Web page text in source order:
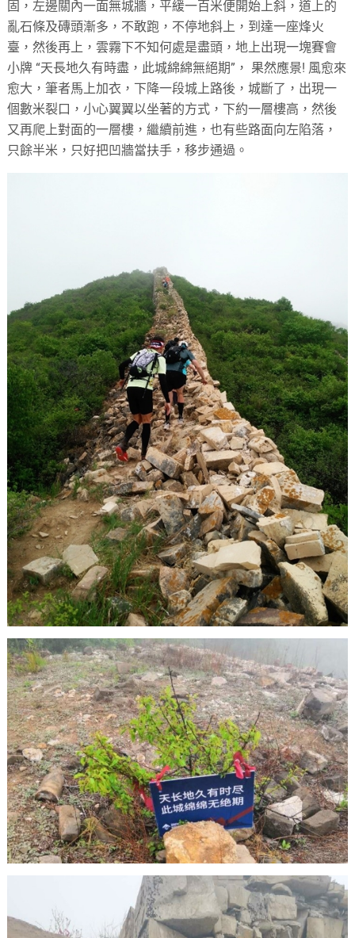
固，左邊關內一面無城牆，平緩一百米便開始上斜，道上的
亂石條及磚頭漸多，不敢跑，不停地斜上，到達一座烽火
臺，然後再上，雲霧下不知何處是盡頭，地上出現一塊賽會
小牌 “天長地久有時盡，此城綿綿無絕期”， 果然應景! 風愈來
愈大，筆者馬上加衣，下降一段城上路後，城斷了，出現一
個數米裂口，小心翼翼以坐著的方式，下約一層樓高，然後
又再爬上對面的一層樓，繼續前進，也有些路面向左陷落，
只餘半米，只好把凹牆當扶手，移步通過。